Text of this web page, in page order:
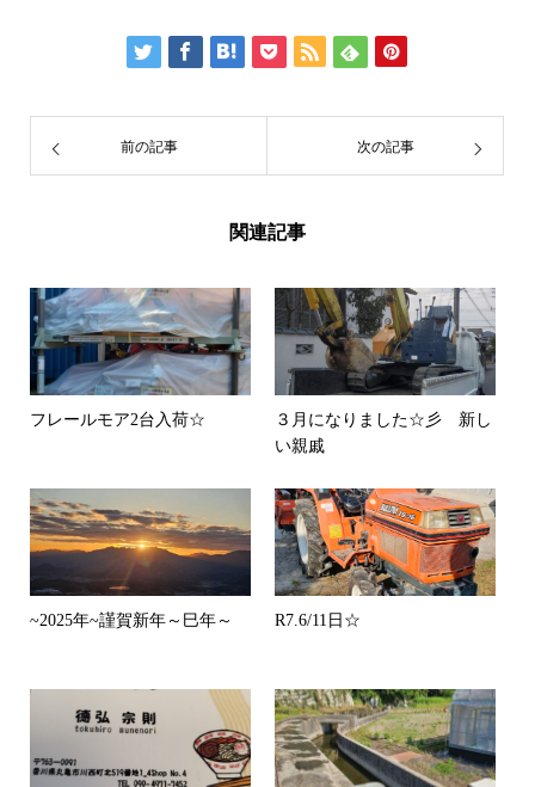
前の記事 次の記事
関連記事
フレールモア2台入荷☆
３月になりました☆彡 新し
い親戚
~2025年~謹賀新年～巳年～ R7.6/11日☆